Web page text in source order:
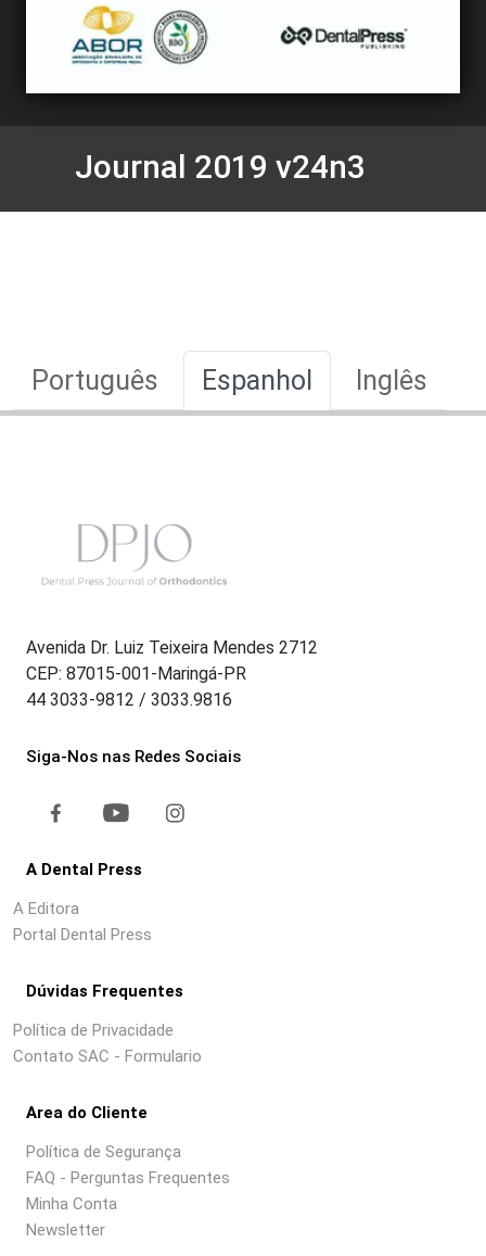
Journal 2019 v24n3
Português Espanhol Inglês
Avenida Dr. Luiz Teixeira Mendes 2712
CEP: 87015-001-Maringá-PR
44 3033-9812 / 3033.9816
Siga-Nos nas Redes Sociais
A Dental Press
A Editora
Portal Dental Press
Dúvidas Frequentes
Política de Privacidade
Contato SAC - Formulario
Area do Cliente
Política de Segurança
FAQ - Perguntas Frequentes
Minha Conta
Newsletter